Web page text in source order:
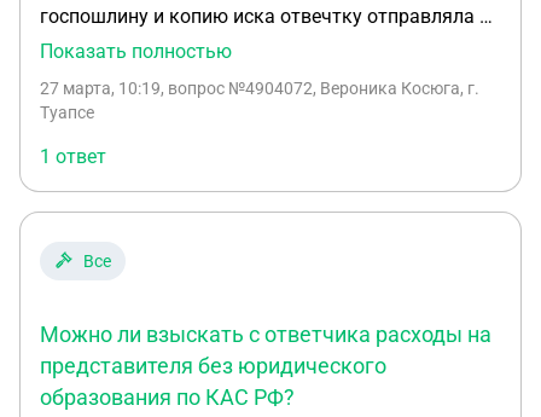
госпошлину и копию иска отвечтку отправляла я
,доверенность Иванов .С мне не выписывал.сам
оставляет без движения мотивировка что оплата
административного истца,правомерны ли
действия судьи ? можно ли обжаловать данное
определение? или лучше дождаться возврата
всех документов и отправить все от
Показать полностью
27 марта, 10:19, вопрос №4904072, Вероника Косюга, г.
Туапсе
1 ответ
Все
Можно ли взыскать с ответчика расходы на
представителя без юридического
образования по КАС РФ?